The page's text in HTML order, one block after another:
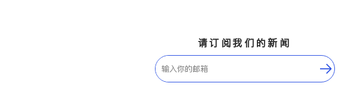
请订阅我们的新闻